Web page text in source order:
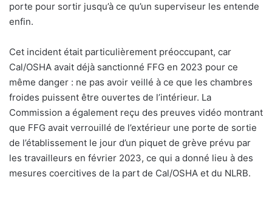
porte pour sortir jusqu’à ce qu’un superviseur les entende
enfin.
Cet incident était particulièrement préoccupant, car
Cal/OSHA avait déjà sanctionné FFG en 2023 pour ce
même danger : ne pas avoir veillé à ce que les chambres
froides puissent être ouvertes de l’intérieur. La
Commission a également reçu des preuves vidéo montrant
que FFG avait verrouillé de l’extérieur une porte de sortie
de l’établissement le jour d’un piquet de grève prévu par
les travailleurs en février 2023, ce qui a donné lieu à des
mesures coercitives de la part de Cal/OSHA et du NLRB.